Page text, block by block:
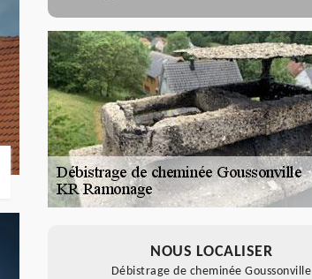
NOUS LOCALISER
Débistrage de cheminée Goussonville